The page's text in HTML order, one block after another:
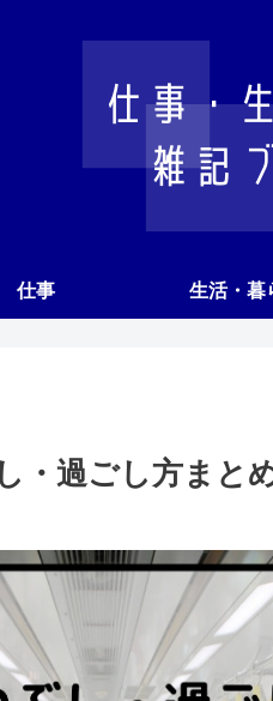
仕事 生活・暮
・過ごし方まと